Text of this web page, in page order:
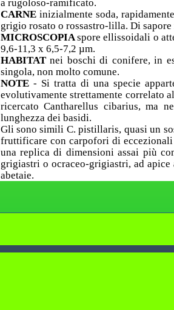
a rugoloso-ramificato.
CARNE inizialmente soda,
grigio rosato o rossastro-lilla. Di
MICROSCOPIAspore ellissoidali o
9,6-11,3 x 6,5-7,2 µm.
HABITATnei boschi di conifere, in
singola, non molto comune.
NOTE - Si tratta di una specie
evolutivamente strettamente correlato
ricercato Cantharellus cibarius, ma
lunghezza dei basidi.
Gli sono simili C. pistillaris, quasi un
fruttificare con carpofori di
una replica di dimensioni assai più
grigiastri o ocraceo-grigiastri, ad apice
abetaie.